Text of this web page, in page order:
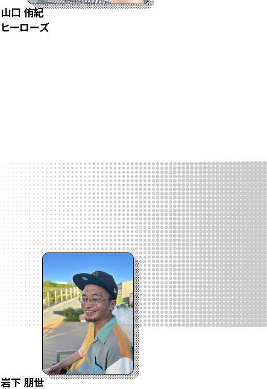
山口 侑紀
ヒーローズ
岩下 朋世